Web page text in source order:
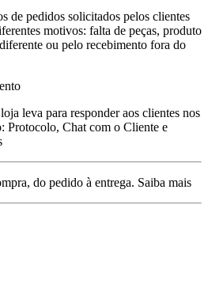
de pedidos solicitados pelos clientes
motivos: falta de peças, produto
ou pelo recebimento fora do
leva para responder aos clientes nos
Protocolo, Chat com o Cliente e
do pedido à entrega. Saiba mais